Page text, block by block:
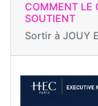
COMMENT LE
SOUTIENT
Sortir à JOUY